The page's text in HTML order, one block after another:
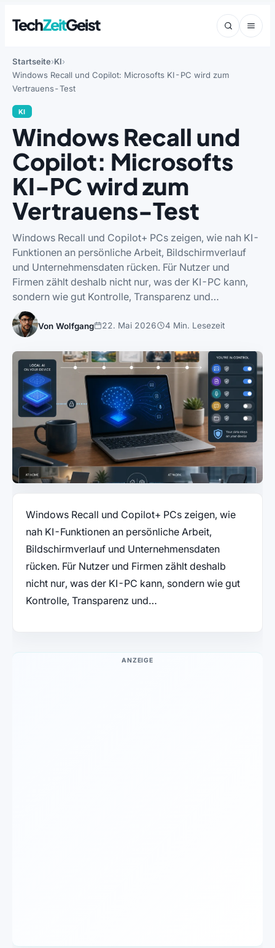
TechZeitGeist
Startseite KI
Windows Recall und Copilot: Microsofts KI-PC wird zum
Vertrauens-Test
KI
Windows Recall und
Copilot: Microsofts
KI-PC wird zum
Vertrauens-Test
Windows Recall und Copilot+ PCs zeigen, wie nah KI-
Funktionen an persönliche Arbeit, Bildschirmverlauf
und Unternehmensdaten rücken. Für Nutzer und
Firmen zählt deshalb nicht nur, was der KI-PC kann,
sondern wie gut Kontrolle, Transparenz und…
Von Wolfgang 22. Mai 2026 4 Min. Lesezeit
Windows Recall und Copilot+ PCs zeigen, wie
nah KI-Funktionen an persönliche Arbeit,
Bildschirmverlauf und Unternehmensdaten
rücken. Für Nutzer und Firmen zählt deshalb
nicht nur, was der KI-PC kann, sondern wie gut
Kontrolle, Transparenz und…
ANZEIGE